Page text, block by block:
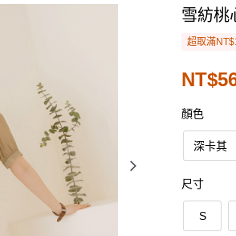
雪紡桃
超取滿
顏色
深卡其
尺寸
S